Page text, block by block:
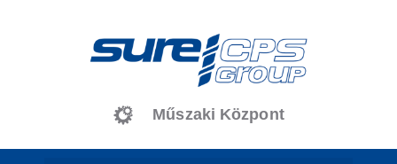
Műszaki Központ